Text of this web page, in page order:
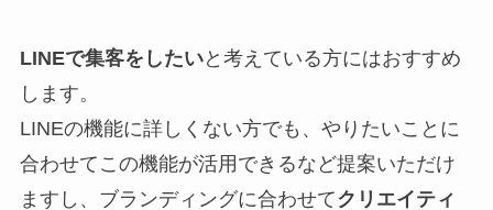
LINEで集客をしたいと考えている方にはおすすめ
します。
LINEの機能に詳しくない方でも、やりたいことに
合わせてこの機能が活用できるなど提案いただけ
ますし、ブランディングに合わせてクリエイティ